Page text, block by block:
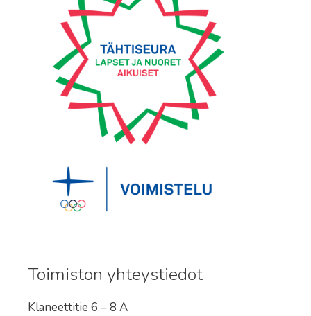
Toimiston yhteystiedot
Klaneettitie 6 – 8 A